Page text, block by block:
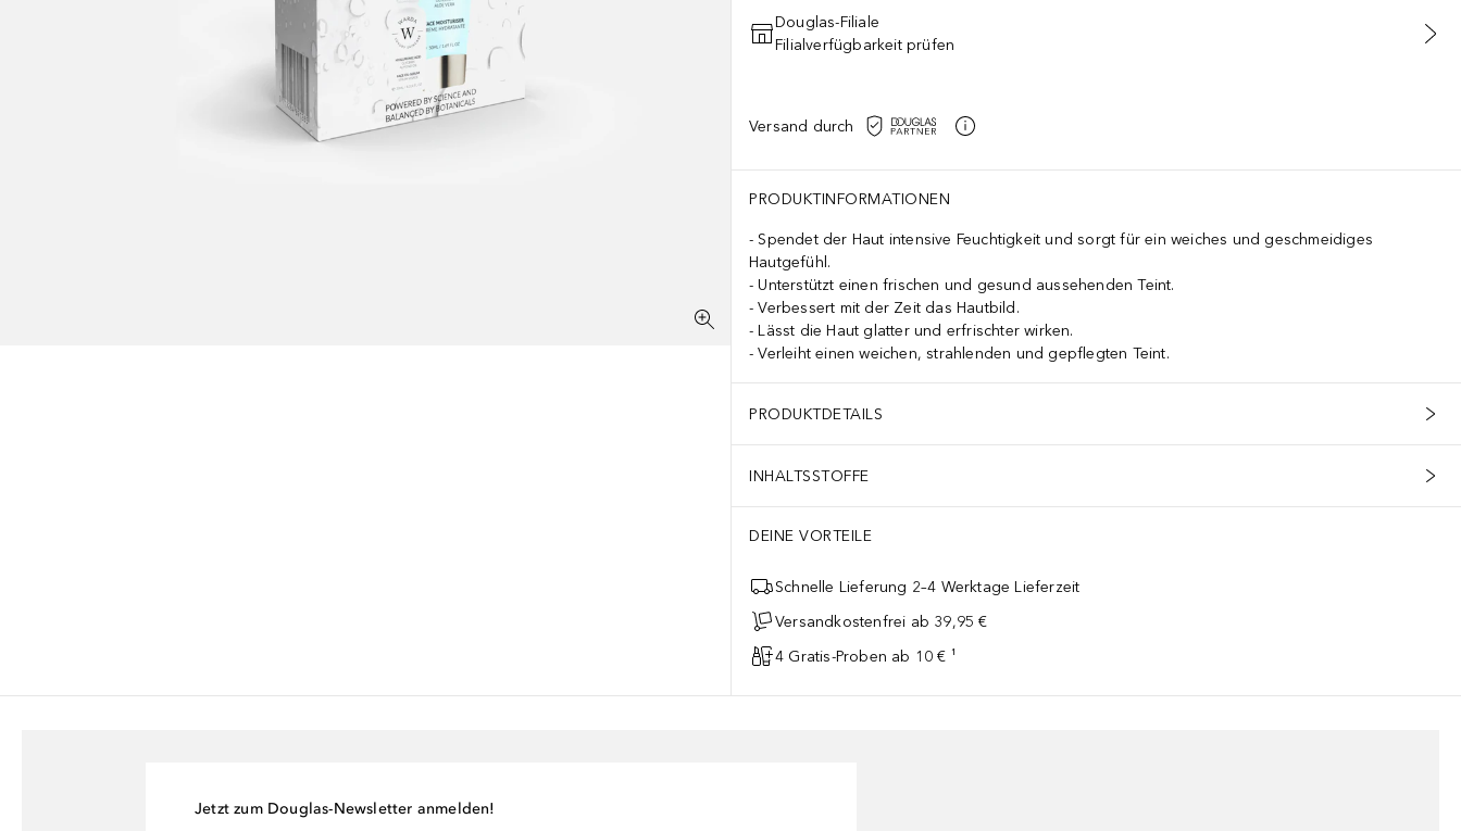
Douglas-Filiale
Filialverfügbarkeit prüfen
Versand durch
PRODUKTINFORMATIONEN
Spendet der Haut intensive Feuchtigkeit und sorgt für ein weiches und geschmeidiges
Hautgefühl.
Unterstützt einen frischen und gesund aussehenden Teint.
Verbessert mit der Zeit das Hautbild.
Lässt die Haut glatter und erfrischter wirken.
Verleiht einen weichen, strahlenden und gepflegten Teint.
PRODUKTDETAILS
INHALTSSTOFFE
DEINE VORTEILE
Schnelle Lieferung 2–4 Werktage Lieferzeit
Versandkostenfrei ab 39,95 €
4 Gratis-Proben ab 10 € ¹
Jetzt zum Douglas-Newsletter anmelden!